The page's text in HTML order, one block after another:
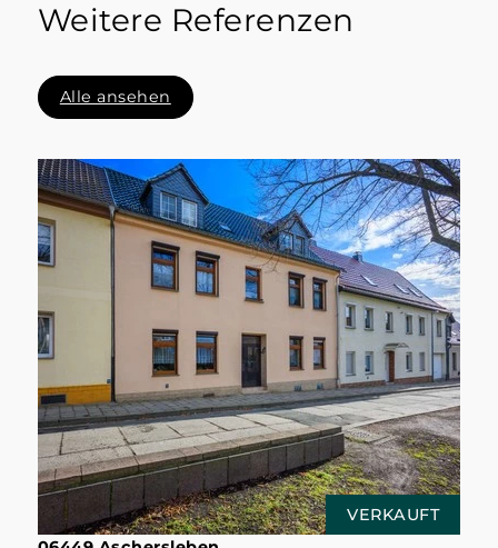
Weitere Referenzen
Alle ansehen
VERKAUFT